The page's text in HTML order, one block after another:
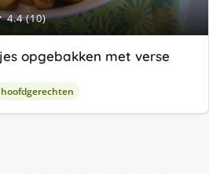
4.4 (10)
opgebakken met verse